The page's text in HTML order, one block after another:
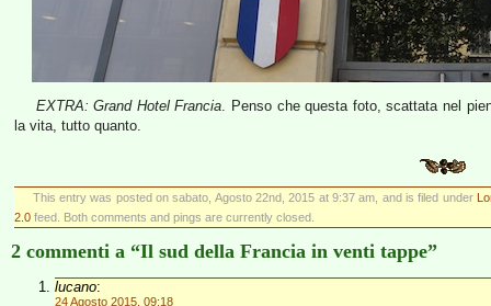
EXTRA: Grand Hotel Francia. Penso che questa foto, scattata nel
la vita, tutto quanto.
This entry was posted on sabato, Agosto 22nd, 2015 at 9:37 am, and is filed under
2.0 feed. Both comments and pings are currently closed.
2 commenti a “Il sud della Francia in venti tappe”
lucano:
24 Agosto 2015, 09:18